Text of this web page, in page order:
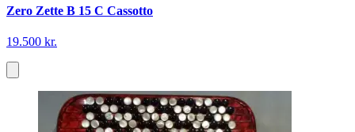
Zero Zette B 15 C Cassotto
19.500 kr.